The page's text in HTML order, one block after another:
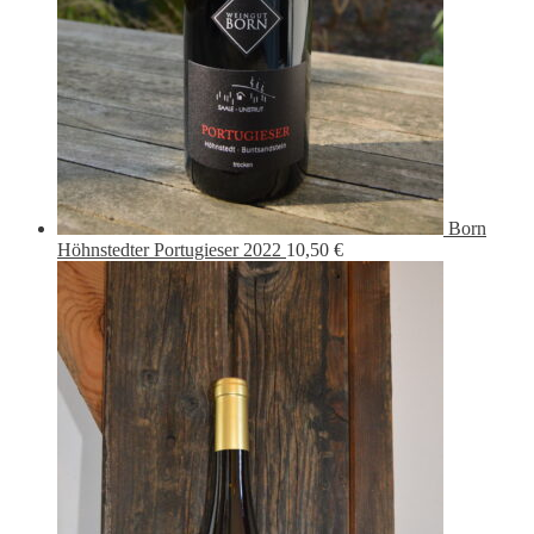
Born
Höhnstedter Portugieser 2022 10,50 €